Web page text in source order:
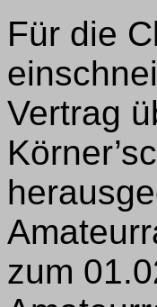
Für die
Vertrag
zum